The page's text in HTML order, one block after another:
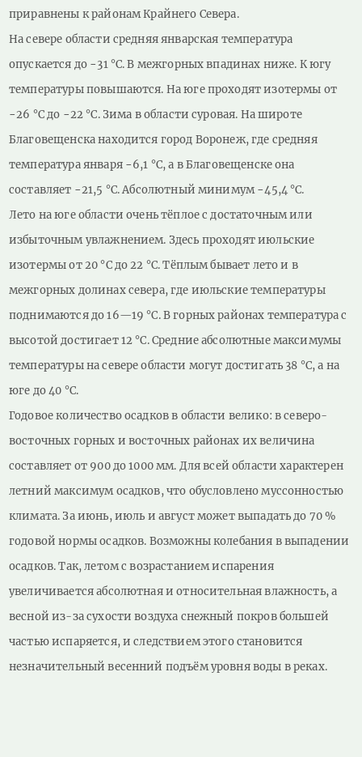
приравнены к районам Крайнего Севера.
На севере области средняя январская температура
опускается до −31 °С. В межгорных впадинах ниже. К югу
температуры повышаются. На юге проходят изотермы от
−26 °C до −22 °С. Зима в области суровая. На широте
Благовещенска находится город Воронеж, где средняя
температура января −6,1 °С, а в Благовещенске она
составляет −21,5 °С. Абсолютный минимум −45,4 °С.
Лето на юге области очень тёплое с достаточным или
избыточным увлажнением. Здесь проходят июльские
изотермы от 20 °C до 22 °С. Тёплым бывает лето и в
межгорных долинах севера, где июльские температуры
поднимаются до 16—19 °С. В горных районах температура с
высотой достигает 12 °С. Средние абсолютные максимумы
температуры на севере области могут достигать 38 °С, а на
юге до 40 °С.
Годовое количество осадков в области велико: в северо-
восточных горных и восточных районах их величина
составляет от 900 до 1000 мм. Для всей области характерен
летний максимум осадков, что обусловлено муссонностью
климата. За июнь, июль и август может выпадать до 70 %
годовой нормы осадков. Возможны колебания в выпадении
осадков. Так, летом с возрастанием испарения
увеличивается абсолютная и относительная влажность, а
весной из-за сухости воздуха снежный покров большей
частью испаряется, и следствием этого становится
незначительный весенний подъём уровня воды в реках.